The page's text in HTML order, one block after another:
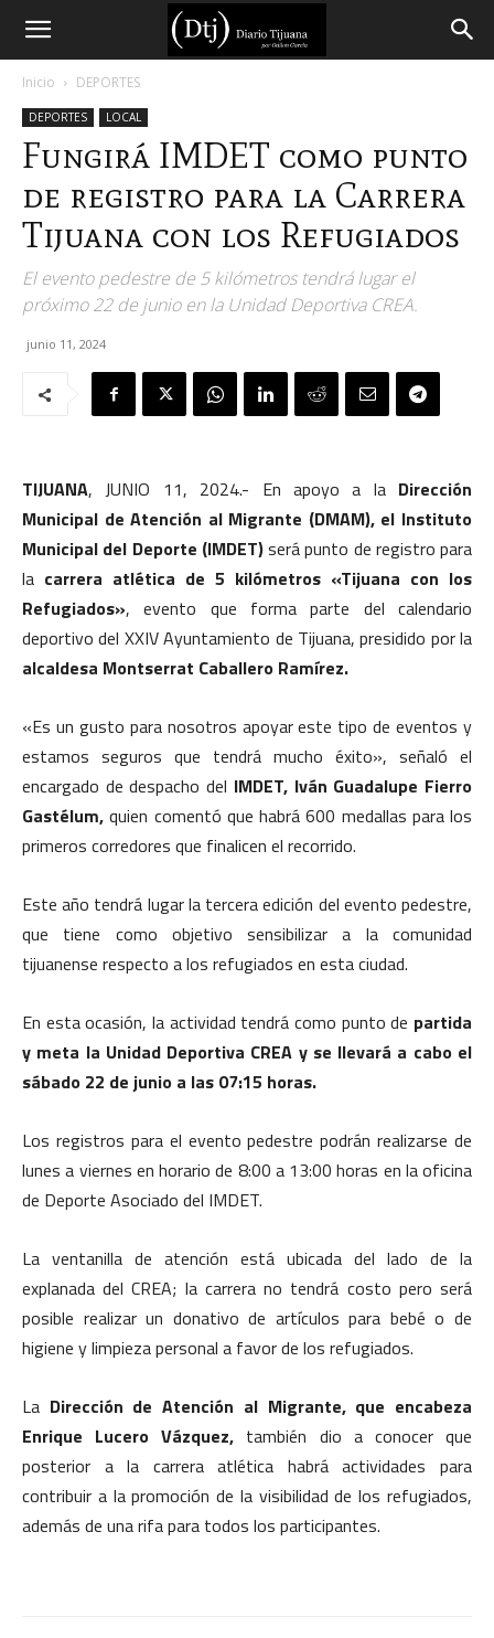
Diario
Tijuana
Inicio DEPORTES
DEPORTES LOCAL
Fungirá IMDET como punto
de registro para la Carrera
Tijuana con los Refugiados
El evento pedestre de 5 kilómetros tendrá lugar el
próximo 22 de junio en la Unidad Deportiva CREA.
junio 11, 2024
TIJUANA, JUNIO 11, 2024.- En apoyo a la Dirección
Municipal de Atención al Migrante (DMAM), el Instituto
Municipal del Deporte (IMDET)será punto de registro para
la carrera atlética de 5 kilómetros «Tijuana con los
Refugiados», evento que forma parte del calendario
deportivo del XXIV Ayuntamiento de Tijuana, presidido por la
alcaldesa Montserrat Caballero Ramírez.
«Es un gusto para nosotros apoyar este tipo de eventos y
estamos seguros que tendrá mucho éxito», señaló el
encargado de despacho del IMDET, Iván Guadalupe Fierro
Gastélum, quien comentó que habrá 600 medallas para los
primeros corredores que finalicen el recorrido.
Este año tendrá lugar la tercera edición del evento pedestre,
que tiene como objetivo sensibilizar a la comunidad
tijuanense respecto a los refugiados en esta ciudad.
En esta ocasión, la actividad tendrá como punto de partida
y meta la Unidad Deportiva CREA y se llevará a cabo el
sábado 22 de junio a las 07:15 horas.
Los registros para el evento pedestre podrán realizarse de
lunes a viernes en horario de 8:00 a 13:00 horas en la oficina
de Deporte Asociado del IMDET.
La ventanilla de atención está ubicada del lado de la
explanada del CREA; la carrera no tendrá costo pero será
posible realizar un donativo de artículos para bebé o de
higiene y limpieza personal a favor de los refugiados.
La Dirección de Atención al Migrante, que encabeza
Enrique Lucero Vázquez, también dio a conocer que
posterior a la carrera atlética habrá actividades para
contribuir a la promoción de la visibilidad de los refugiados,
además de una rifa para todos los participantes.